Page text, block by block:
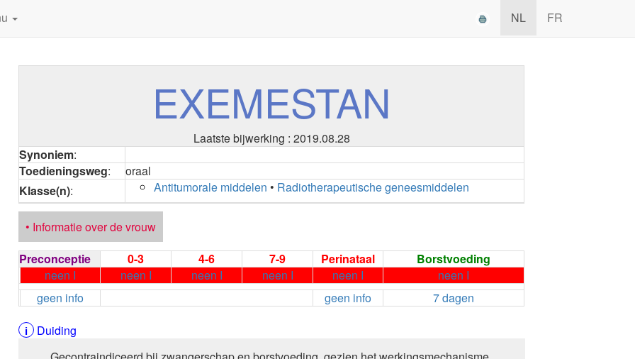
NL FR
EXEMESTAN
Laatste bijwerking : 2019.08.28
Synoniem:
Toedieningsweg:
oraal
Klasse(n): Antitumorale middelen • Radiotherapeutische geneesmiddelen
• Informatie over de vrouw
Preconceptie
0-3 4-6 7-9 Perinataal
Borstvoeding
neen I
neen I neen I neen I neen I
neen I
geen info
geen info
7 dagen
Duiding